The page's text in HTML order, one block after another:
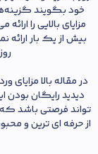
خود بگویند
مزایای بالایی را
بیش از یک بار
در مقاله بالا
دیدید رایگان
تواند فرصتی باشد که
از حرفه ای ترین و